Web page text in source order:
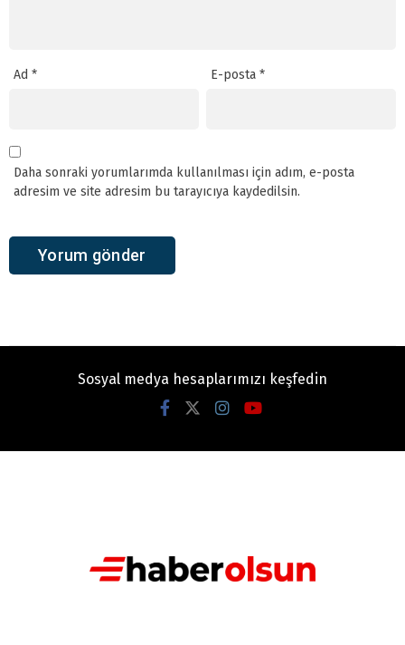
Ad * E-posta*
Daha sonraki yorumlarımda kullanılması için adım, e-posta
adresim ve site adresim bu tarayıcıya kaydedilsin.
Sosyal medya hesaplarımızı keşfedin